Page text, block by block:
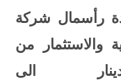
رأسمال شركة
والاستثمار من
دينار الى